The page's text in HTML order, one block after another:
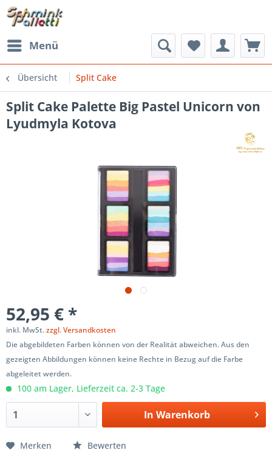
Menü
Übersicht Split Cake
Split Cake Palette Big Pastel Unicorn von
Lyudmyla Kotova
52,95 € *
inkl. MwSt.zzgl. Versandkosten
Die abgebildeten Farben können von der Realität abweichen. Aus den
gezeigten Abbildungen können keine Rechte in Bezug auf die Farbe
abgeleitet werden.
100 am Lager, Lieferzeit ca. 2-3 Tage
In Warenkorb
Merken Bewerten